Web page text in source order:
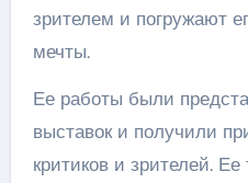
зрителем и погружают
мечты.
Ее работы были
выставок и получили
критиков и зрителей. Ее